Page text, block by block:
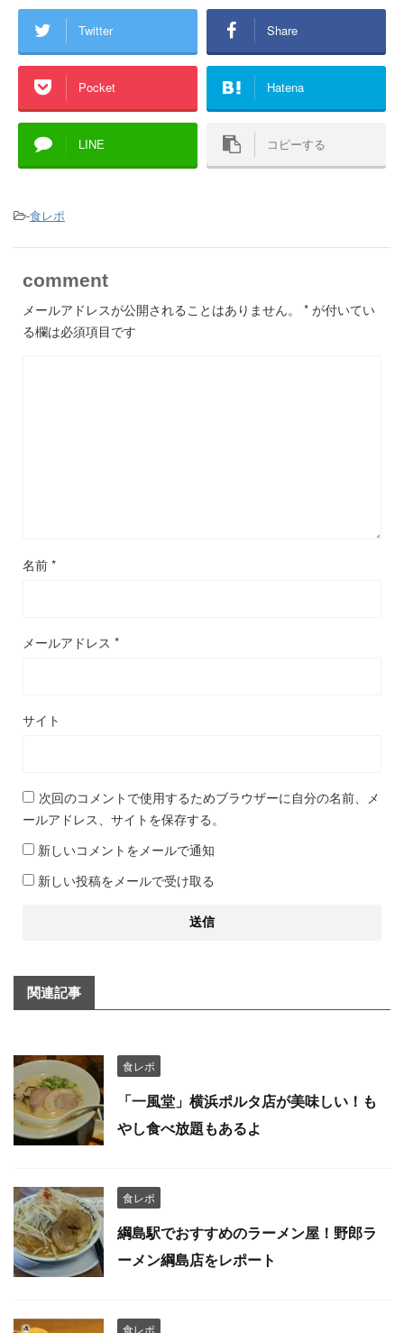
Twitter Share
Pocket Hatena
LINE コピーする
-食レポ
comment
メールアドレスが公開されることはありません。 * が付いてい
る欄は必須項目です
名前 *
メールアドレス *
サイト
次回のコメントで使用するためブラウザーに自分の名前、メ
ールアドレス、サイトを保存する。
新しいコメントをメールで通知
新しい投稿をメールで受け取る
関連記事
食レポ
「一風堂」横浜ポルタ店が美味しい！も
やし食べ放題もあるよ
食レポ
綱島駅でおすすめのラーメン屋！野郎ラ
ーメン綱島店をレポート
食レポ